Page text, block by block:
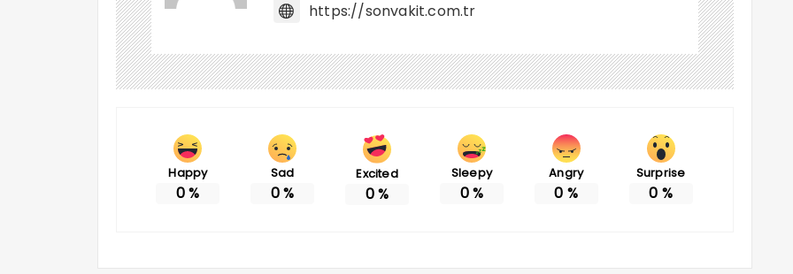
https://sonvakit.com.tr
Happy
0%
Sad
0%
Excited
0%
Sleepy
0%
Angry
0 %
Surprise
0 %